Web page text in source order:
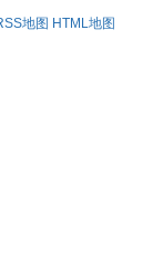
地图 HTML地图